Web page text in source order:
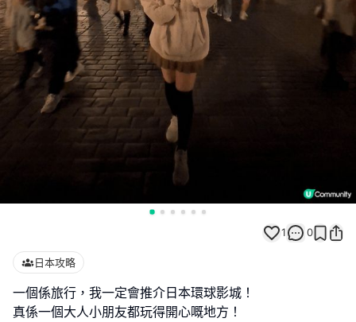
1 0
日本攻略
一個係旅行，我一定會推介日本環球影城！
真係一個大人小朋友都玩得開心嘅地方！